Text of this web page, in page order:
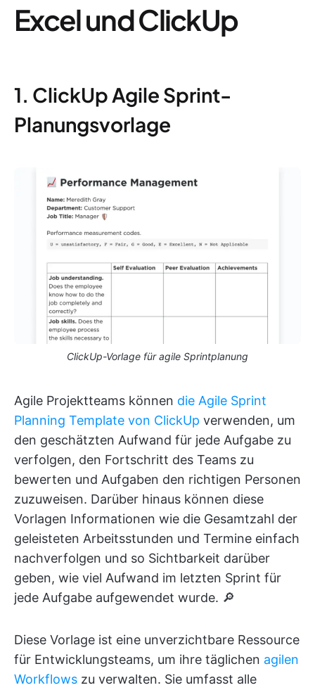
Excel und ClickUp
1. ClickUp Agile Sprint-
Planungsvorlage
ClickUp-Vorlage für agile Sprintplanung
Agile Projektteams können die Agile Sprint
Planning Template von ClickUp verwenden, um
den geschätzten Aufwand für jede Aufgabe zu
verfolgen, den Fortschritt des Teams zu
bewerten und Aufgaben den richtigen Personen
zuzuweisen. Darüber hinaus können diese
Vorlagen Informationen wie die Gesamtzahl der
geleisteten Arbeitsstunden und Termine einfach
nachverfolgen und so Sichtbarkeit darüber
geben, wie viel Aufwand im letzten Sprint für
jede Aufgabe aufgewendet wurde. 🔎
Diese Vorlage ist eine unverzichtbare Ressource
für Entwicklungsteams, um ihre täglichen agilen
Workflows zu verwalten. Sie umfasst alle